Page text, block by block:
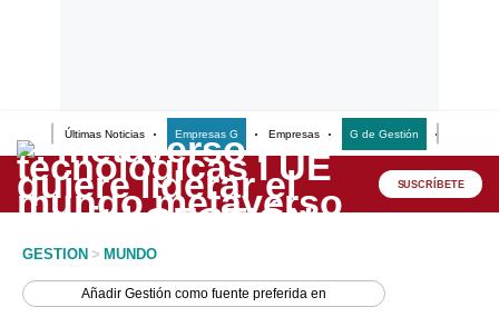
Últimas Noticias Empresas G Empresas G de Gestión
Lo último
Peru Quiosco SUSCRÍBETE
GESTION > MUNDO
AñadirGestión como fuente preferida en